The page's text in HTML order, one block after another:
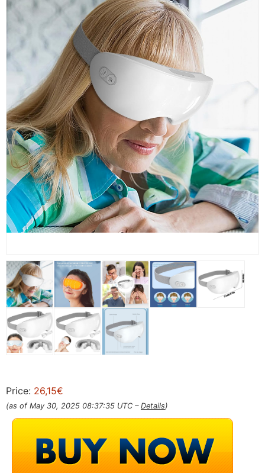
Price: 26,15€
(as of May 30, 2025 08:37:35 UTC – Details)